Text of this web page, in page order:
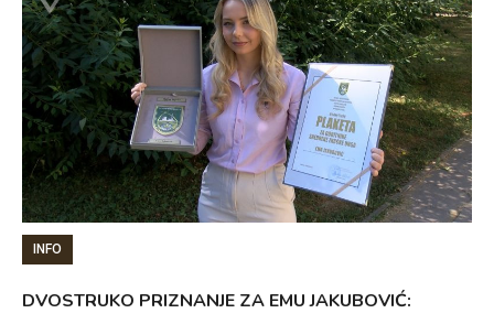
INFO
DVOSTRUKO PRIZNANJE ZA EMU JAKUBOVIĆ: